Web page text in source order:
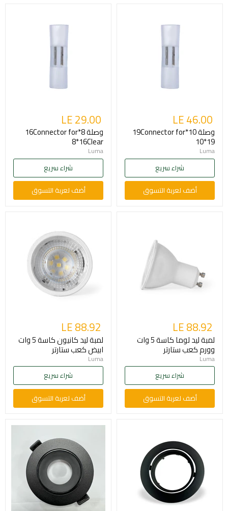
LE 46.00
وصلة 10*19Connector for
10*19
Luma
شراء سريع
أضف لعربة التسوق
LE 29.00
وصلة 8*16Connector for
8*16Clear
Luma
شراء سريع
أضف لعربة التسوق
LE 88.92
لمبة ليد لوما كاسة 5 وات
وورم كعب ستارتر
Luma
شراء سريع
أضف لعربة التسوق
LE 88.92
لمبة ليد كانيون كاسة 5 وات
ابيض كعب ستارتر
Luma
شراء سريع
أضف لعربة التسوق